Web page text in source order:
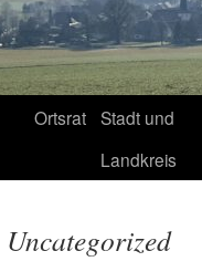
Ortsrat Stadt und
Landkreis
Uncategorized